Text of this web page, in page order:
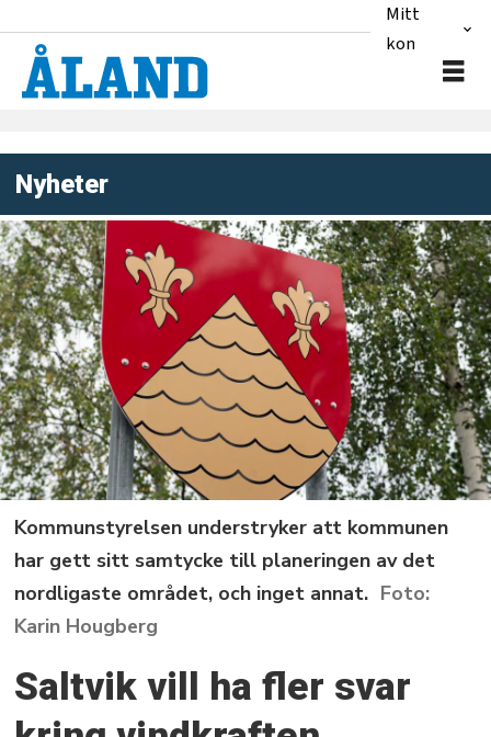
Mitt
konto
Nyheter
Kommunstyrelsen understryker att kommunen
har gett sitt samtycke till planeringen av det
nordligaste området, och inget annat.
Karin Hougberg
Saltvik vill ha fler svar